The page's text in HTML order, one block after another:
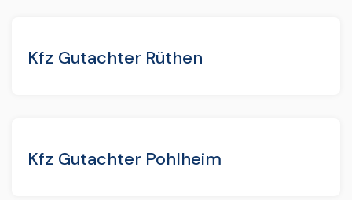
Kfz Gutachter Rüthen
Kfz Gutachter Pohlheim